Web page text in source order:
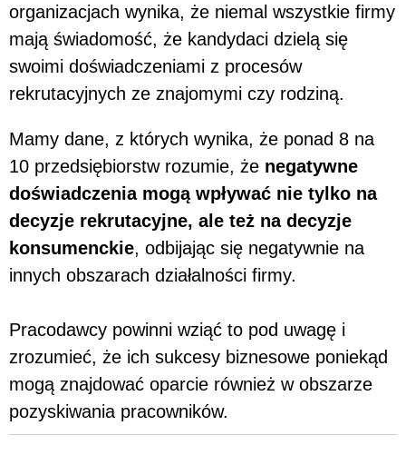
organizacjach wynika, że niemal wszystkie firmy
mają świadomość, że kandydaci dzielą się
swoimi doświadczeniami z procesów
rekrutacyjnych ze znajomymi czy rodziną.
Mamy dane, z których wynika, że ponad 8 na
10 przedsiębiorstw rozumie, że negatywne
doświadczenia mogą wpływać nie tylko na
decyzje rekrutacyjne, ale też na decyzje
konsumenckie, odbijając się negatywnie na
innych obszarach działalności firmy.
Pracodawcy powinni wziąć to pod uwagę i
zrozumieć, że ich sukcesy biznesowe poniekąd
mogą znajdować oparcie również w obszarze
pozyskiwania pracowników.